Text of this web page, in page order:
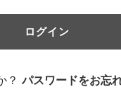
ログイン
？ パスワードをお忘